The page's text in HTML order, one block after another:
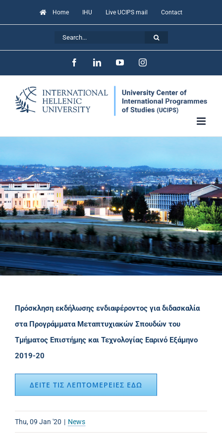
to
Home IHU Live UCIPS mail Contact
FacebookLinkedInYouTubeInstagram
Πρόσκληση εκδήλωσης ενδιαφέροντος για διδασκαλία
στα Προγράμματα Μεταπτυχιακών Σπουδών του
Τμήματος Επιστήμης και Τεχνολογίας Εαρινό Εξάμηνο
2019-20
ΔΕΙΤΕ ΤΙΣ ΛΕΠΤΟΜΕΡΕΙΕΣ ΕΔΩ
Thu, 09 Jan '20 | News